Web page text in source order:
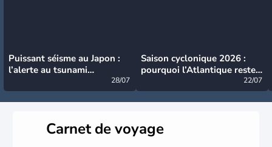
Puissant séisme au Japon :
l’alerte au tsunami
28/07
Saison cyclonique 2026 :
pourquoi l’Atlantique reste
22/07
Carnet de voyage